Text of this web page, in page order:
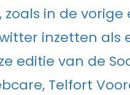
zoals in de
inzetten als
editie van de
Telfort